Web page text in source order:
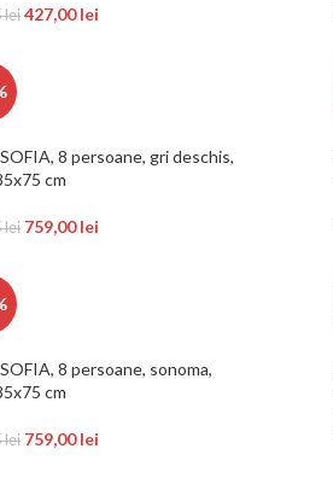
lei 427,00lei
8 persoane, gri deschis,
cm
lei 759,00lei
8 persoane, sonoma,
cm
lei 759,00lei